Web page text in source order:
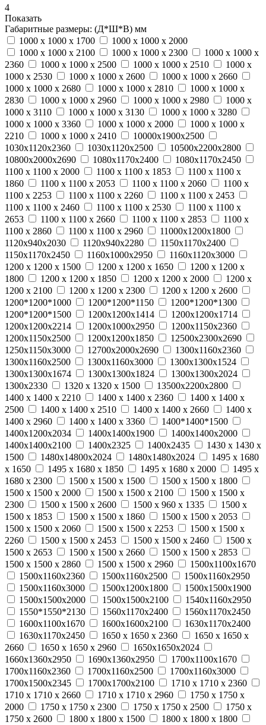
4
Показать
Габаритные размеры: (Д*Ш*В) мм
1000 x 1000 x 1700
1000 x 1000 x 2000
1000 x 1000 x 2100
1000 x 1000 x 2300
1000 x 1000 x
2360
1000 x 1000 x 2500 1000 x 1000 x 2510
1000 x
1000 x 2530
1000 x 1000 x 2600
1000 x 1000 x 2660
1000 x 1000 x 2680
1000 x 1000 x 2810
1000 x 1000 x
2830
1000 x 1000 x 2960 1000 x 1000 x 2980
1000 x
1000 x 3110
1000 x 1000 x 3130
1000 x 1000 x 3280
1000 x 1000 x 3360
1000 х 1000 х 2000
1000 х 1000 х
2210
1000 х 1000 х 2410
10000х1900х2500
1030х1120х2360
1030х1120х2500
10500х2200х2800
10800х2000х2690
1080х1170х2400
1080х1170х2450
1100 x 1100 x 2000
1100 х 1100 х 1853
1100 х 1100 х
1860
1100 х 1100 х 2053 1100 х 1100 х 2060
1100 х
1100 х 2253
1100 х 1100 х 2260
1100 х 1100 х 2453
1100 х 1100 х 2460
1100 х 1100 х 2530
1100 х 1100 х
2653
1100 х 1100 х 2660 1100 х 1100 х 2853
1100 х
1100 х 2860
1100 х 1100 х 2960
11000х1200х1800
1120х940х2030
1120х940х2280
1150х1170х2400
1150х1170х2450
1160х1000х2950
1160х1120х3000
1200 x 1200 x 1500
1200 x 1200 x 1650
1200 x 1200 x
1800
1200 x 1200 x 1850 1200 x 1200 x 2000
1200 x
1200 x 2100
1200 x 1200 x 2300
1200 x 1200 x 2600
1200*1200*1000
1200*1200*1150
1200*1200*1300
1200*1200*1500
1200x1200x1414
1200x1200x1714
1200x1200x2214
1200х1000х2950
1200х1150х2360
1200х1150х2500
1200х1200х1850
12500х2300х2690
1250х1150х3000
12700х2000х2690
1300х1160х2360
1300х1160х2500
1300х1160х3000
1300х1300х1524
1300х1300х1674
1300х1300х1824
1300х1300х2024
1300х2330
1320 x 1320 x 1500
13500х2200х2800
1400 x 1400 x 2210
1400 x 1400 x 2360
1400 x 1400 x
2500
1400 x 1400 x 2510 1400 x 1400 x 2660
1400 x
1400 x 2960
1400 x 1400 x 3360
1400*1400*1500
1400х1200х2034
1400х1400х1900
1400х1400х2000
1400х1400х2100
1400х2325 1400х2435
1430 x 1430 x
1500
1480х14800х2024 1480х1480х2024
1495 x 1680
x 1650
1495 x 1680 x 1850 1495 x 1680 x 2000
1495 x
1680 x 2300
1500 x 1500 x 1500
1500 x 1500 x 1800
1500 x 1500 x 2000
1500 x 1500 x 2100
1500 x 1500 x
2300
1500 x 1500 x 2600 1500 x 960 x 1335
1500 х
1500 х 1853
1500 х 1500 х 1860
1500 х 1500 х 2053
1500 х 1500 х 2060
1500 х 1500 х 2253
1500 х 1500 х
2260
1500 х 1500 х 2453 1500 х 1500 х 2460
1500 х
1500 х 2653
1500 х 1500 х 2660
1500 х 1500 х 2853
1500 х 1500 х 2860
1500 х 1500 х 2960
1500х1100х1670
1500х1160х2360
1500х1160х2500
1500х1160х2950
1500х1160х3000
1500х1200х1800
1500х1500х1900
1500х1500х2000
1500х1500х2100
1540х1160х2950
1550*1550*2130
1560х1170х2400
1560х1170х2450
1600х1100х1670
1600х1600х2100
1630х1170х2400
1630х1170х2450
1650 x 1650 x 2360
1650 x 1650 x
2660
1650 x 1650 x 2960
1650х1650х2024
1660х1360х2950
1690х1360х2950
1700х1100х1670
1700х1160х2360
1700х1160х2500
1700х1160х3000
1700х1500х2345
1700х1700х2100
1710 x 1710 x 2360
1710 x 1710 x 2660
1710 x 1710 x 2960
1750 x 1750 x
2000
1750 x 1750 x 2300 1750 x 1750 x 2500
1750 x
1750 x 2600
1800 x 1800 x 1500
1800 x 1800 x 1800